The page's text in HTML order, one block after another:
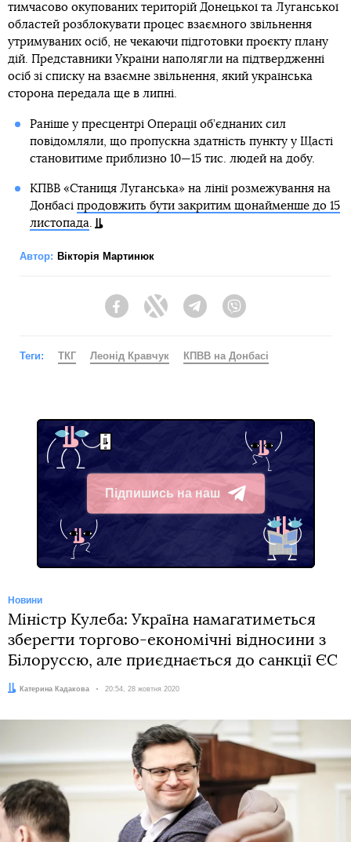
тимчасово окупованих територій Донецької та Луганської
областей розблокувати процес взаємного звільнення
утримуваних осіб, не чекаючи підготовки проєкту плану
дій. Представники України наполягли на підтвердженні
осіб зі списку на взаємне звільнення, який українська
сторона передала ще в липні.
Раніше у пресцентрі Операції об’єднаних сил
повідомляли, що пропускна здатність пункту у Щасті
становитиме приблизно 10—15 тис. людей на добу.
КПВВ «Станиця Луганська» на лінії розмежування на
Донбасі продовжить бути закритим щонайменше до 15
листопада.
Автор: Вікторія Мартинюк
FacebookTwitter Telegram
Теги: ТКГ Леонід Кравчук КПВВ на Донбасі
Підпишись на наш
Telegram
Новини
Міністр Кулеба: Україна намагатиметься
зберегти торгово-економічні відносини з
Білоруссю, але приєднається до санкції ЄС
Автор:Катерина Кадакова Дата:
20:54, 28 жовтня 2020